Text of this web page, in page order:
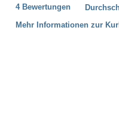
4 Bewertungen
Mehr Informationen zur